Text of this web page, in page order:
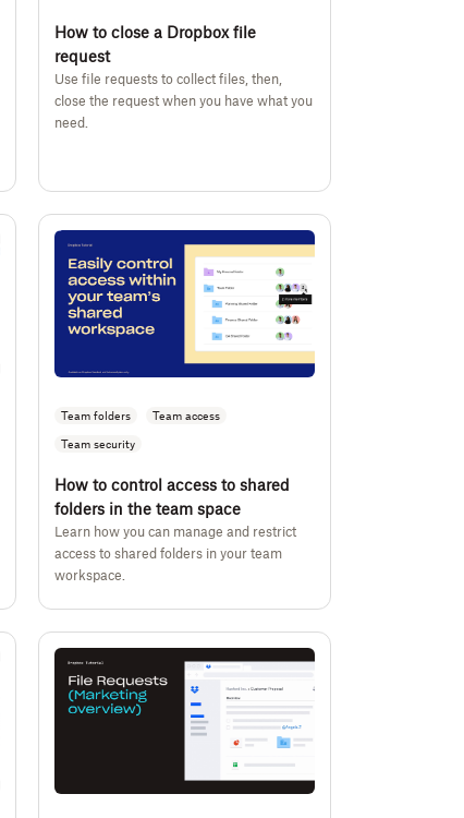
How to close a Dropbox file
request
Use file requests to collect files, then,
close the request when you have what you
need.
Team folders Team access
Team security
How to control access to shared
folders in the team space
Learn how you can manage and restrict
access to shared folders in your team
workspace.